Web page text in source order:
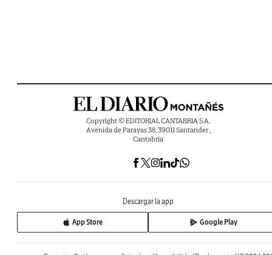
Copyright © EDITORIAL CANTABRIA S.A.
Avenida de Parayas 38, 39011 Santander ,
Cantabria
Descargar la app
App Store Google Play